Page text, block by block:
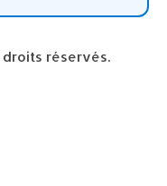
droits réservés.